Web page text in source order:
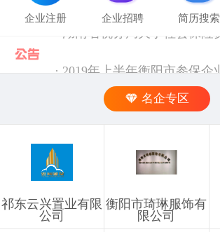
企业注册 企业招聘 简历搜索
· 禁止发布的职位信息 [03-03]
· 企业信息发布规则 [03-03]
名企专区
祁东云兴置业有限
公司
衡阳市琦琳服饰有
限公司